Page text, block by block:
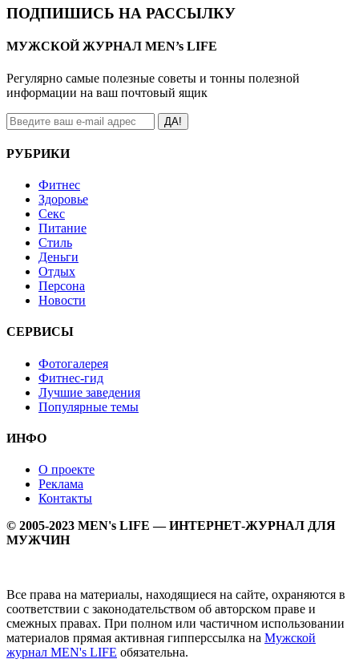
ПОДПИШИСЬ НА РАССЫЛКУ
МУЖСКОЙ ЖУРНАЛ MEN’s LIFE
Регулярно самые полезные советы и тонны полезной
информации на ваш почтовый ящик
ДА!
РУБРИКИ
Фитнес
Здоровье
Секс
Питание
Стиль
Деньги
Отдых
Персона
Новости
СЕРВИСЫ
Фотогалерея
Фитнес-гид
Лучшие заведения
Популярные темы
ИНФО
О проекте
Реклама
Контакты
© 2005-2023 MEN's LIFE — ИНТЕРНЕТ-ЖУРНАЛ ДЛЯ
МУЖЧИН
Все права на материалы, находящиеся на сайте, охраняются в
соответствии с законодательством об авторском праве и
смежных правах. При полном или частичном использовании
материалов прямая активная гипперссылка на Мужской
журнал MEN's LIFE обязательна.